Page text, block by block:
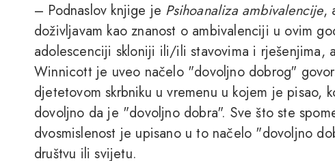
– Podnaslov knjige je Psihoanaliza ambivalencije,
doživljavam kao znanost o ambivalenciji u ovim
adolescenciji skloniji ili/ili stavovima i rješenjima,
Winnicott je uveo načelo "dovoljno dobrog"
djetetovom skrbniku u vremenu u kojem je pisao,
dovoljno da je "dovoljno dobra". Sve što ste
dvosmislenost je upisano u to načelo "dovoljno
društvu ili svijetu.